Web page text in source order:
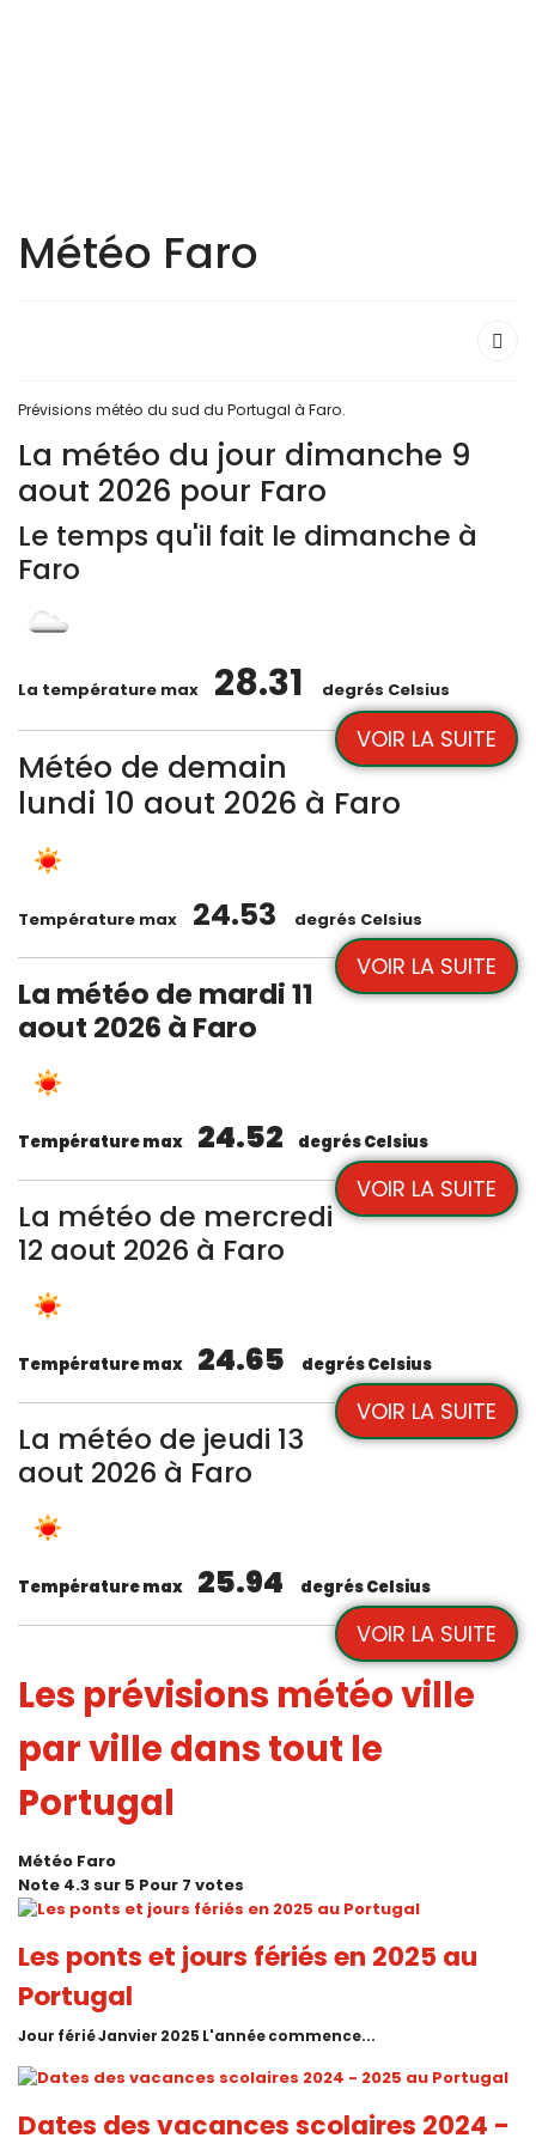
Météo Faro
Prévisions météo du sud du Portugal à Faro.
La météo du jour dimanche 9
aout 2026 pour Faro
Le temps qu'il fait le dimanche à
Faro
La température max 28.31 degrés Celsius
VOIR LA SUITE
Météo de demain
lundi 10 aout 2026 à Faro
Température max 24.53 degrés Celsius
VOIR LA SUITE
La météo de mardi 11
aout 2026 à Faro
Température max 24.52 degrés Celsius
VOIR LA SUITE
La météo de mercredi
12 aout 2026 à Faro
Température max 24.65 degrés Celsius
VOIR LA SUITE
La météo de jeudi 13
aout 2026 à Faro
Température max 25.94 degrés Celsius
VOIR LA SUITE
Les prévisions météo ville
par ville dans tout le
Portugal
Météo Faro
Note 4.3 sur 5 Pour 7 votes
Les ponts et jours fériés en 2025 au
Portugal
Jour férié Janvier 2025 L'année commence...
Dates des vacances scolaires 2024 -